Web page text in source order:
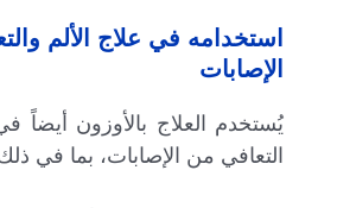
استخدامه في علاج الألم
الإصابات
يُستخدم العلاج بالأوزون أيضاً
التعافي من الإصابات، بما في